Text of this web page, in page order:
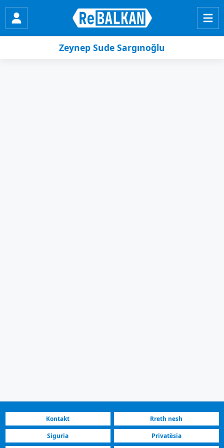
Zeynep Sude Sargınoğlu
Kontakt
Rreth nesh
Siguria
Privatësia